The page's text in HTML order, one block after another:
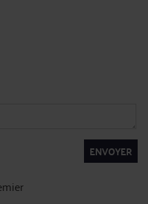
ENVOYER